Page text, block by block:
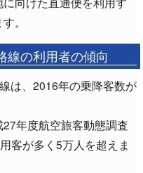
。
線の利用者の傾向
は、2016年の乗降客数が
年度航空旅客動態調査
客が多く5万人を超えま